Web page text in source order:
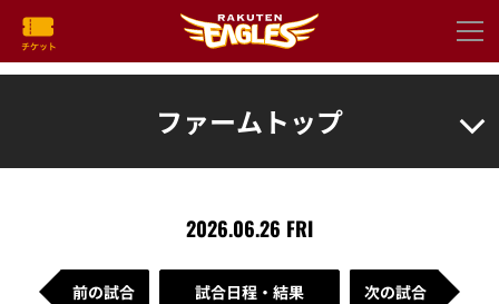
ファームトップ
2026.06.26 FRI
前の試合 試合日程・結果 次の試合